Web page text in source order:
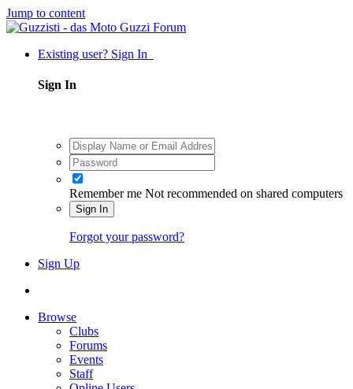
Jump to content
Existing user? Sign In
Sign In
Remember me Not recommended on shared computers
Sign In
Forgot your password?
Sign Up
Browse
Clubs
Forums
Events
Staff